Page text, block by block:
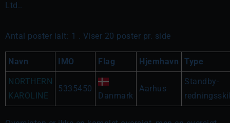
Ltd..
Antal poster ialt: 1 . Viser 20 poster pr. side
Navn IMO Flag Hjemhavn Type
NORTHERN
KAROLINE
5335450
Danmark
Aarhus
Standby-